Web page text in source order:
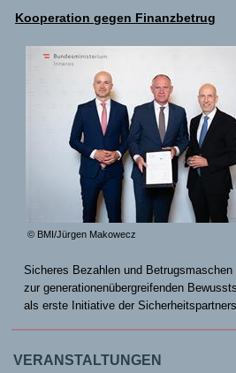
Kooperation gegen Finanzbetrug
© BMI/Jürgen Makowecz
Sicheres Bezahlen und
zur generationenübergreifenden
als erste Initiative der
VERANSTALTUNGEN